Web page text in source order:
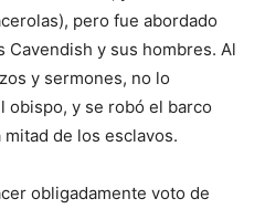
pero fue abordado
Cavendish y sus hombres. Al
y sermones, no lo
obispo, y se robó el barco
de los esclavos.
obligadamente voto de